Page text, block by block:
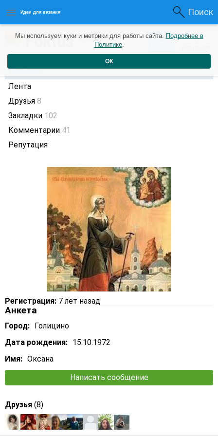
Идеи для вязания Поиск
Foktus 4 года назад 2 0
Профиль
Лента
Друзья 8
Закладки 102
Комментарии 41
Репутация
Регистрация: 7 лет назад
Анкета
Город: Голицино
Дата рождения: 15.10.1972
Имя: Оксана
Написать сообщение
Друзья (8)
Мы используем куки и метрики для работы сайта. Подробнее в
Политике.
ОК